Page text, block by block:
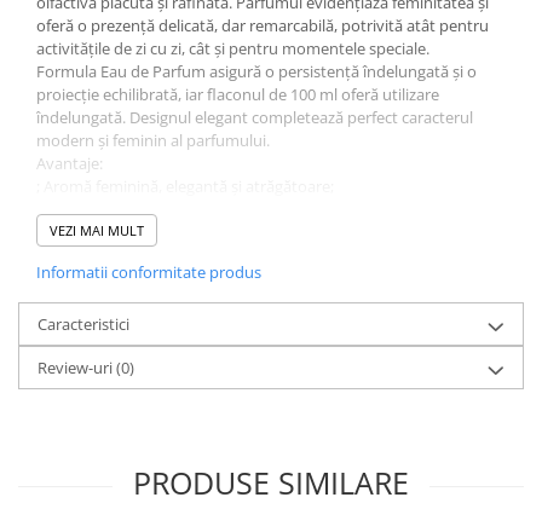
oferă o prezență delicată, dar remarcabilă, potrivită atât pentru
activitățile de zi cu zi, cât și pentru momentele speciale.
Formula Eau de Parfum asigură o persistență îndelungată și o
proiecție echilibrată, iar flaconul de 100 ml oferă utilizare
îndelungată. Designul elegant completează perfect caracterul
modern și feminin al parfumului.
Avantaje:
; Persistență îndelungată datorită concentrației Eau de Parfum;
; Potrivit pentru utilizare zilnică și ocazii speciale;
; Ideal pentru femeile care apreciază parfumurile rafinate și
moderne.
Ahla Sabaya Red este parfumul care completează perfect orice
ținută și oferă un plus de încredere, eleganță și feminitate la
fiecare pulverizare.
Comandă acum și bucură-te de o aromă care te va însoți cu stil în
VEZI MAI MULT
Informatii conformitate produs
Caracteristici
Review-uri(0)
PRODUSE SIMILARE